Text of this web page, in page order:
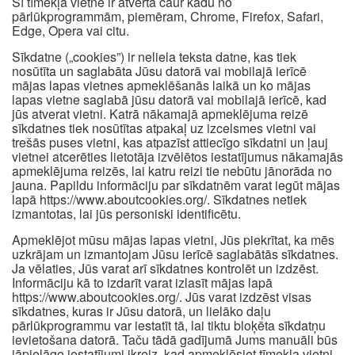
pārlūkprogrammām, piemēram, Chrome, Firefox, Safari,
Edge, Opera vai citu.
Sīkdatne („cookies”) ir neliela teksta datne, kas tiek
nosūtīta un saglabāta Jūsu datorā vai mobilajā ierīcē
mājas lapas vietnes apmeklēšanās laikā un ko mājas
lapas vietne saglabā jūsu datorā vai mobilajā ierīcē, kad
jūs atverat vietni. Katrā nākamajā apmeklējuma reizē
sīkdatnes tiek nosūtītas atpakaļ uz izcelsmes vietni vai
trešās puses vietni, kas atpazīst attiecīgo sīkdatni un ļauj
vietnei atcerēties lietotāja izvēlētos iestatījumus nākamajās
apmeklējuma reizēs, lai katru reizi tie nebūtu jānorāda no
jauna. Papildu informāciju par sīkdatnēm varat iegūt mājas
lapā https://www.aboutcookies.org/. Sīkdatnes netiek
izmantotas, lai jūs personiski identificētu.
Apmeklējot mūsu mājas lapas vietni, Jūs piekrītat, ka mēs
uzkrājam un izmantojam Jūsu ierīcē saglabātās sīkdatnes.
Ja vēlaties, Jūs varat arī sīkdatnes kontrolēt un izdzēst.
Informāciju kā to izdarīt varat izlasīt mājas lapā
https://www.aboutcookies.org/. Jūs varat izdzēst visas
sīkdatnes, kuras ir Jūsu datorā, un lielāko daļu
pārlūkprogrammu var iestatīt tā, lai tiktu bloķēta sīkdatņu
ievietošana datorā. Taču tādā gadījumā Jums manuāli būs